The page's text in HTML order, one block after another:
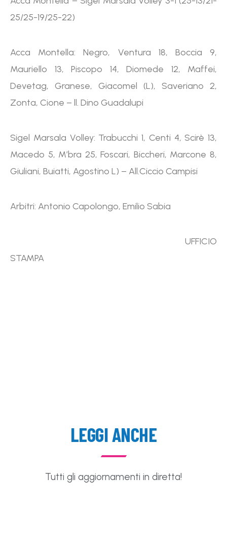
25/25-19/25-22)
Acca Montella: Negro, Ventura 18, Boccia 9,
Mauriello 13, Piscopo 14, Diomede 12, Maffei,
Devetag, Granese, Giacomel (L), Saveriano 2,
Zonta, Cione – ll. Dino Guadalupi
Sigel Marsala Volley: Trabucchi 1, Centi 4, Scirè 13,
Macedo 5, M’bra 25, Foscari, Biccheri, Marcone 8,
Giuliani, Buiatti, Agostino L) – All.Ciccio Campisi
Arbitri: Antonio Capolongo, Emilio Sabia
UFFICIO
STAMPA
LEGGI ANCHE
Tutti gli aggiornamenti in diretta!